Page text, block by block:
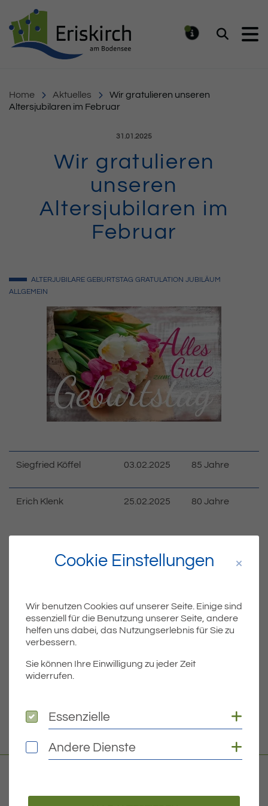
Suchen
Home Aktuelles
Wir gratulieren unseren
Altersjubilaren im Februar
Veröffentlicht am:
31.01.2025
Wir gratulieren
unseren
Altersjubilaren im
Februar
ALTERJUBILARE GEBURTSTAG GRATULATION JUBILÄUM
ALLGEMEIN
Siegfried Köffel 03.02.2025 85 Jahre
Erich Klenk 25.02.2025 80 Jahre
Teile Beitrag:
ÄLTERE
Titel für Beitrag
Ferienbetreuung 2025 für Grundschulkinder
BEITRÄGE
Titel für Beitrag
Bekanntmachung der Tagesordnung öffentlicher Sitzungen am 13.02.2025
Cookie Einstellungen
Wir benutzen Cookies auf unserer Seite. Einige sind
essenziell für die Benutzung unserer Seite, andere
helfen uns dabei, das Nutzungserlebnis für Sie zu
verbessern.
Sie können Ihre Einwilligung zu jeder Zeit
widerrufen.
Essenzielle
Essenzielle
Andere Dienste
Andere Dienste